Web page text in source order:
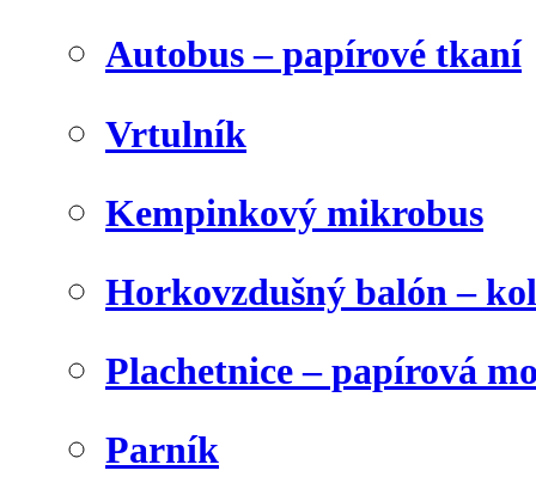
Autobus – papírové tkaní
Vrtulník
Kempinkový mikrobus
Horkovzdušný balón –
Plachetnice – papírová
Parník